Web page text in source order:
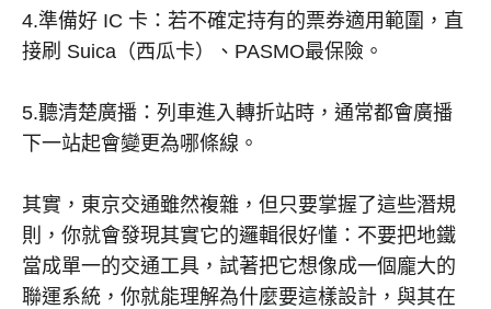
4.準備好 IC 卡：若不確定持有的票券適用範圍，直
接刷 Suica（西瓜卡）、PASMO最保險。
5.聽清楚廣播：列車進入轉折站時，通常都會廣播
下一站起會變更為哪條線。
其實，東京交通雖然複雜，但只要掌握了這些潛規
則，你就會發現其實它的邏輯很好懂：不要把地鐵
當成單一的交通工具，試著把它想像成一個龐大的
聯運系統，你就能理解為什麼要這樣設計，與其在